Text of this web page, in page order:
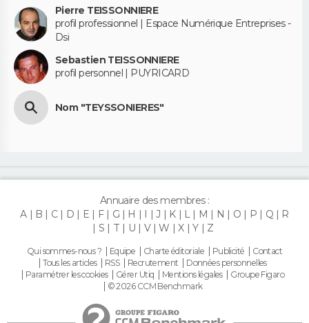
Pierre TEISSONNIERE
profil professionnel | Espace Numérique Entreprises -
Dsi
Sebastien TEISSONNIERE
profil personnel | PUYRICARD
Nom "TEYSSONIERES"
Annuaire des membres :
A
B C D E F G H I J K L M N O P Q
R
S
T U V W X Y Z
Qui sommes-nous ? Equipe Charte éditoriale Publicité
Contact
Tous les articles
RSS Recrutement
Données personnelles
Paramétrer les cookies
Gérer Utiq Mentions légales
Groupe Figaro
© 2026 CCM Benchmark